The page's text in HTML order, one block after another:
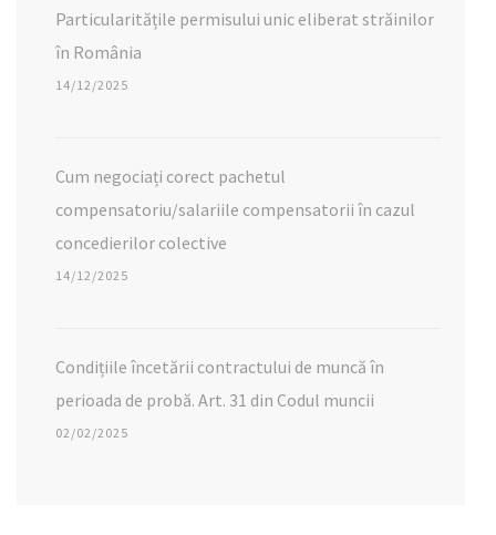
Particularitățile permisului unic eliberat străinilor
în România
14/12/2025
Cum negociați corect pachetul
compensatoriu/salariile compensatorii în cazul
concedierilor colective
14/12/2025
Condițiile încetării contractului de muncă în
perioada de probă. Art. 31 din Codul muncii
02/02/2025